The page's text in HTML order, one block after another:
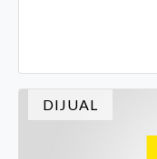
DIJUAL